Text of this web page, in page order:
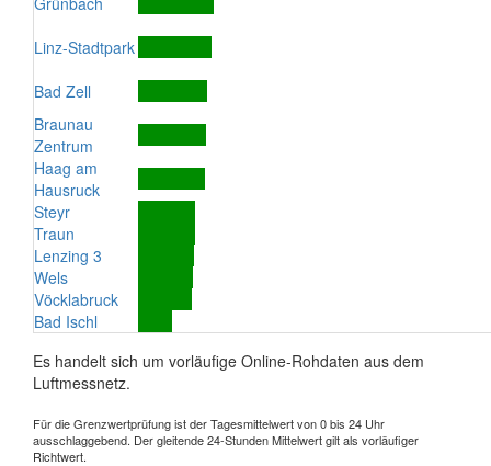
Linz-Stadtpark
Bad Zell
Braunau
Zentrum
Haag am
Hausruck
Steyr
Traun
Lenzing 3
Wels
Vöcklabruck
Bad Ischl
Es handelt sich um vorläufige Online-Rohdaten aus dem
Luftmessnetz.
Für die Grenzwertprüfung ist der Tagesmittelwert von 0 bis 24 Uhr
ausschlaggebend. Der gleitende 24-Stunden Mittelwert gilt als vorläufiger
Richtwert.